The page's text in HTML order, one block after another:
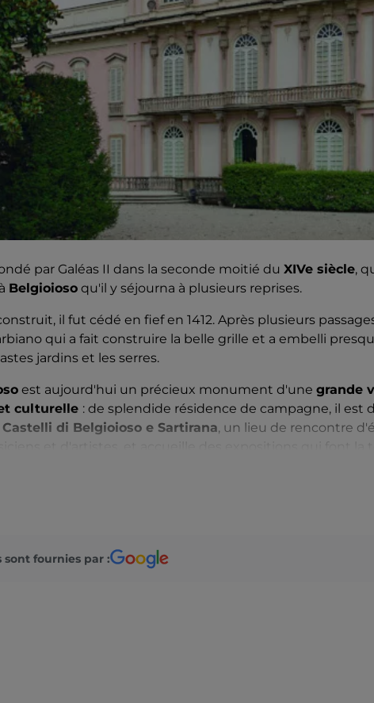
par Galéas II dans la seconde moitié du XIVe siècle,
Belgioioso qu'il y séjourna à plusieurs reprises.
il fut cédé en fief en 1412. Après plusieurs
qui a fait construire la belle grille et a embelli
jardins et les serres.
est aujourd'hui un précieux monument d'une grande
culturelle : de splendide résidence de campagne, il est
di Belgioioso e Sartirana, un lieu de rencontre
fournies par :